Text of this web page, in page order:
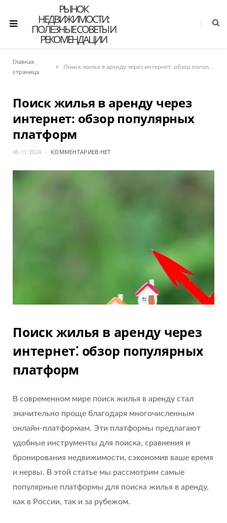
РЫНОК
НЕДВИЖИМОСТИ:
ПОЛЕЗНЫЕ СОВЕТЫ И
РЕКОМЕНДАЦИИ
Главная
страница
»
Поиск жилья в аренду через
интернет: обзор популярных
платформ
06.11.2024 КОММЕНТАРИЕВ НЕТ
Поиск жилья в аренду через
интернет⁚ обзор популярных
платформ
В современном мире поиск жилья в аренду стал
значительно проще благодаря многочисленным
онлайн-платформам. Эти платформы предлагают
удобные инструменты для поиска, сравнения и
бронирования недвижимости, сэкономив ваше время
и нервы. В этой статье мы рассмотрим самые
популярные платформы для поиска жилья в аренду,
как в России, так и за рубежом.